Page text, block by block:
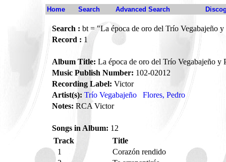
Home Search Advanced Search
Search : bt = "La época de oro del Trío Vegabajeño
Record : 1
Album Title: La época de oro del Trío Vegabajeño y
Music Publish Number: 102-02012
Recording Label: Victor
Artist(s): Trío Vegabajeño
Flores, Pedro
Notes: RCA Victor
Songs in Album: 12
Track
Title
1
Corazón rendido